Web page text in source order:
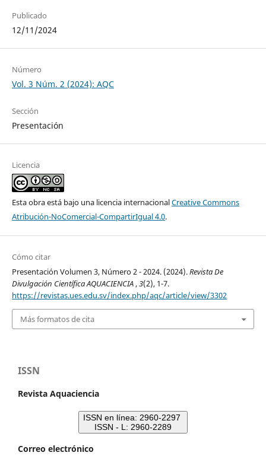
Publicado
12/11/2024
Número
Vol. 3 Núm. 2 (2024): AQC
Sección
Presentación
Licencia
Esta obra está bajo una licencia internacionalCreative Commons
Atribución-NoComercial-CompartirIgual 4.0.
Cómo citar
Presentación Volumen 3, Número 2 - 2024. (2024).Revista De
Divulgación Científica AQUACIENCIA,3(2), 1-7.
https://revistas.ues.edu.sv/index.php/aqc/article/view/3302
Más formatos de cita
ISSN
Revista Aquaciencia
ISSN en línea: 2960-2297
ISSN - L: 2960-2289
Correo electrónico